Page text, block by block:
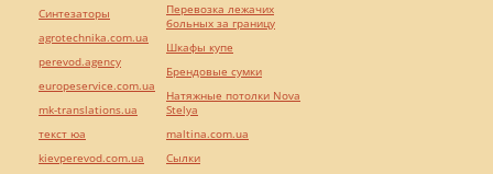
Синтезаторы
agrotechnika.com.ua
perevod.agency
europeservice.com.ua
mk-translations.ua
текст юа
kievperevod.com.ua
Перевозка лежачих
больных за границу
Шкафы купе
Брендовые сумки
Натяжные потолки Nova
Stelya
maltina.com.ua
Cылки